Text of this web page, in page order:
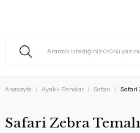
Anasayfa Ayaklı Panolar Safari Safari
Safari Zebra